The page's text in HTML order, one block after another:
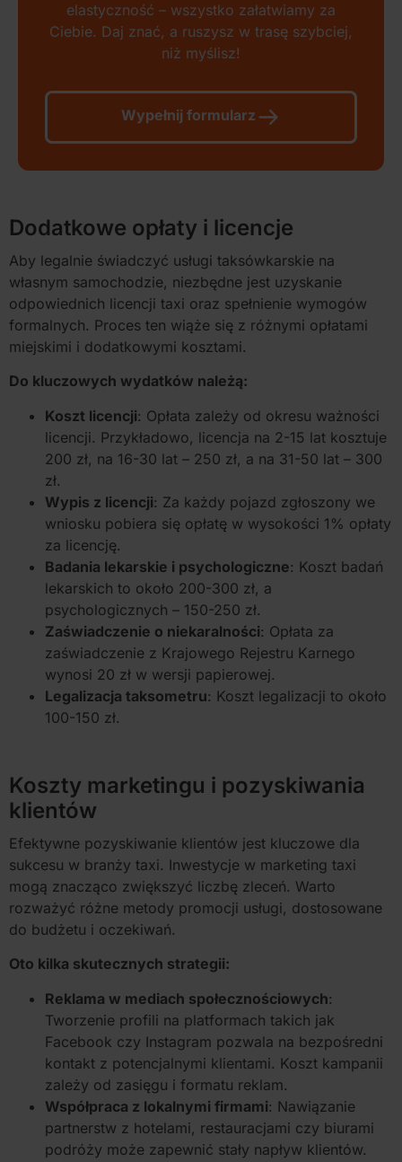
elastyczność – wszystko załatwiamy za
Ciebie. Daj znać, a ruszysz w trasę szybciej,
niż myślisz!
Wypełnij formularz
Dodatkowe opłaty i licencje
Aby legalnie świadczyć usługi taksówkarskie na
własnym samochodzie, niezbędne jest uzyskanie
odpowiednich licencji taxi oraz spełnienie wymogów
formalnych. Proces ten wiąże się z różnymi opłatami
miejskimi i dodatkowymi kosztami.
Do kluczowych wydatków należą:
Koszt licencji: Opłata zależy od okresu ważności
licencji. Przykładowo, licencja na 2-15 lat kosztuje
200 zł, na 16-30 lat – 250 zł, a na 31-50 lat – 300
zł.
Wypis z licencji: Za każdy pojazd zgłoszony we
wniosku pobiera się opłatę w wysokości 1% opłaty
za licencję.
Badania lekarskie i psychologiczne: Koszt badań
lekarskich to około 200-300 zł, a
psychologicznych – 150-250 zł.
Zaświadczenie o niekaralności: Opłata za
zaświadczenie z Krajowego Rejestru Karnego
wynosi 20 zł w wersji papierowej.
Legalizacja taksometru: Koszt legalizacji to około
100-150 zł.
Koszty marketingu i pozyskiwania
klientów
Efektywne pozyskiwanie klientów jest kluczowe dla
sukcesu w branży taxi. Inwestycje w marketing taxi
mogą znacząco zwiększyć liczbę zleceń. Warto
rozważyć różne metody promocji usługi, dostosowane
do budżetu i oczekiwań.
Oto kilka skutecznych strategii:
Reklama w mediach społecznościowych:
Tworzenie profili na platformach takich jak
Facebook czy Instagram pozwala na bezpośredni
kontakt z potencjalnymi klientami. Koszt kampanii
zależy od zasięgu i formatu reklam.
Współpraca z lokalnymi firmami: Nawiązanie
partnerstw z hotelami, restauracjami czy biurami
podróży może zapewnić stały napływ klientów.